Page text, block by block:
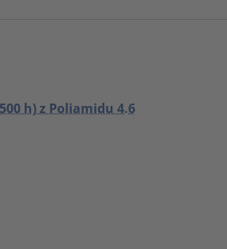
h) z Poliamidu 4.6